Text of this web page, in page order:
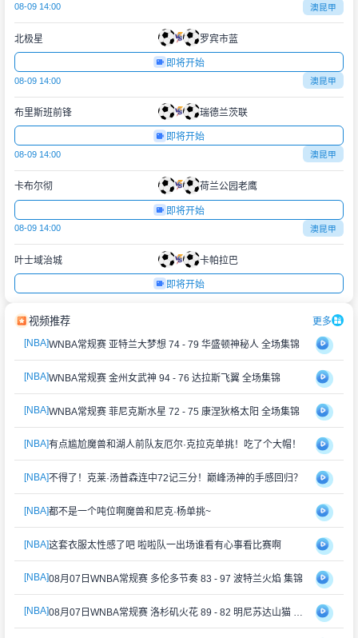
08-09 14:00 澳昆甲
北极星 罗宾市蓝
即将开始
08-09 14:00 澳昆甲
布里斯班前锋 瑞德兰茨联
即将开始
08-09 14:00 澳昆甲
卡布尔彻 荷兰公园老鹰
即将开始
08-09 14:00 澳昆甲
叶士域治城 卡帕拉巴
即将开始
视频推荐
更多
[NBA]WNBA常规赛 亚特兰大梦想 74 - 79 华盛顿神秘人 全场集锦
[NBA]WNBA常规赛 金州女武神 94 - 76 达拉斯飞翼 全场集锦
[NBA]WNBA常规赛 菲尼克斯水星 72 - 75 康涅狄格太阳 全场集锦
[NBA]有点尴尬魔兽和湖人前队友厄尔·克拉克单挑！吃了个大帽！
[NBA]不得了！克莱·汤普森连中72记三分！巅峰汤神的手感回归？
[NBA]都不是一个吨位啊魔兽和尼克·杨单挑~
[NBA]这套衣服太性感了吧 啦啦队一出场谁看有心事看比赛啊
[NBA]08月07日WNBA常规赛 多伦多节奏 83 - 97 波特兰火焰 集锦
[NBA] 08月07日WNBA常规赛 洛杉矶火花 89 - 82 明尼苏达山猫 全场集锦